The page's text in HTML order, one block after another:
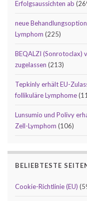
Erfolgsaussichten ab
neue
Lymphom (225)
BEQALZI (Sonrotoclax)
zugelassen (213)
Tepkinly erhält EU-
follikuläre Lymphome
Lunsumio und Polivy
Zell-Lymphom (106)
BELIEBTESTE
Cookie-Richtlinie (EU)